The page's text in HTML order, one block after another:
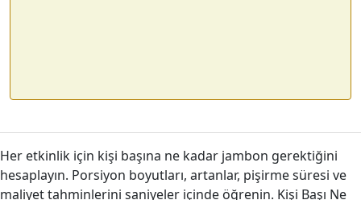
Her etkinlik için kişi başına ne kadar jambon gerektiğini
hesaplayın. Porsiyon boyutları, artanlar, pişirme süresi ve
maliyet tahminlerini saniyeler içinde öğrenin. Kişi Başı Ne